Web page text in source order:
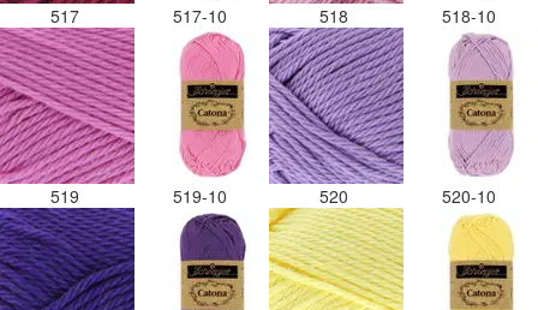
517 517-10 518 518-10
519 519-10 520 520-10